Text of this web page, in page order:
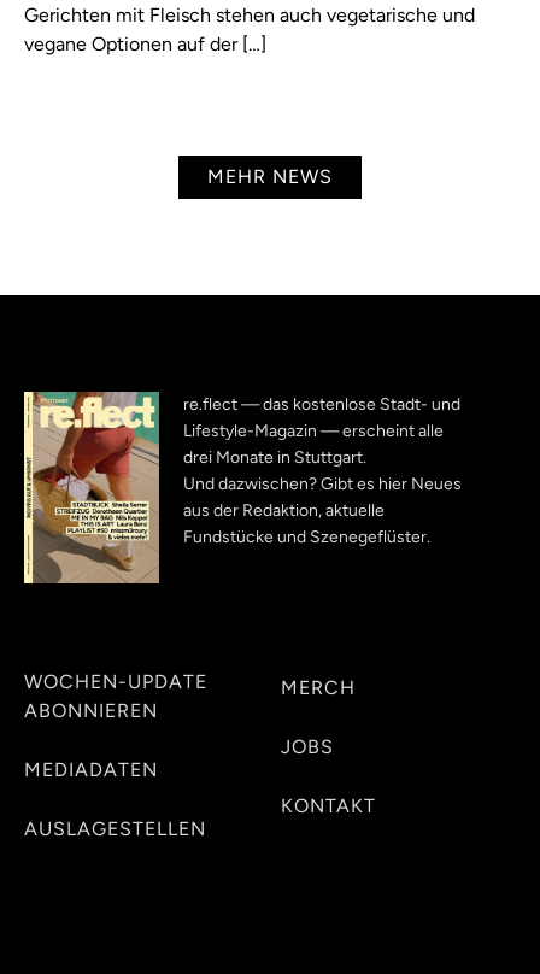
Gerichten mit Fleisch stehen auch vegetarische und
vegane Optionen auf der […]
MEHR NEWS
re.flect — das kostenlose Stadt- und
Lifestyle-Magazin — erscheint alle
drei Monate in Stuttgart.
Und dazwischen? Gibt es hier Neues
aus der Redaktion, aktuelle
Fundstücke und Szenegeflüster.
WOCHEN-UPDATE
ABONNIEREN
MEDIADATEN
AUSLAGESTELLEN
MERCH
JOBS
KONTAKT